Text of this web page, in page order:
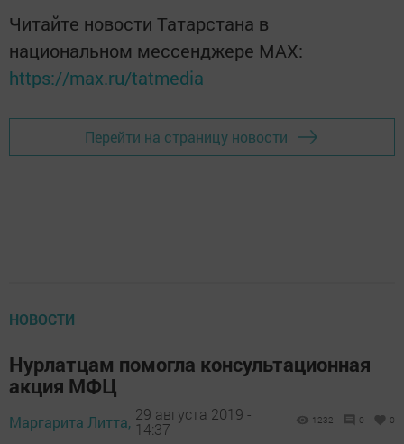
Читайте новости Татарстана в
национальном мессенджере MАХ:
https://max.ru/tatmedia
Перейти на страницу новости
НОВОСТИ
Нурлатцам помогла консультационная
акция МФЦ
Маргарита Литта, 29 августа 2019 -
14:37
1232 0 0